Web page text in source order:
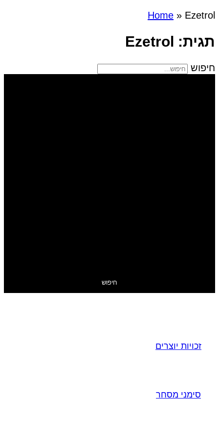
Home » Ezetrol
תגית: Ezetrol
חיפוש
חיפוש
זכויות יוצרים
סימני מסחר